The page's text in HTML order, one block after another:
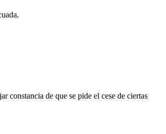
constancia de que se pide el cese de ciertas